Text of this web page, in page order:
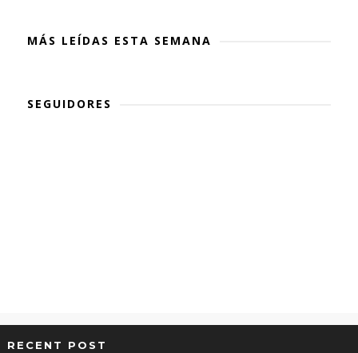
MÁS LEÍDAS ESTA SEMANA
SEGUIDORES
RECENT POST